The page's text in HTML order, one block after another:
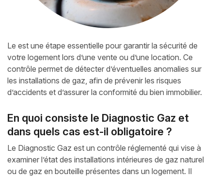
Le est une étape essentielle pour garantir la sécurité de
votre logement lors d’une vente ou d’une location. Ce
contrôle permet de détecter d’éventuelles anomalies sur
les installations de gaz, afin de prévenir les risques
d’accidents et d’assurer la conformité du bien immobilier.
En quoi consiste le Diagnostic Gaz et
dans quels cas est-il obligatoire ?
Le Diagnostic Gaz est un contrôle réglementé qui vise à
examiner l’état des installations intérieures de gaz naturel
ou de gaz en bouteille présentes dans un logement. Il